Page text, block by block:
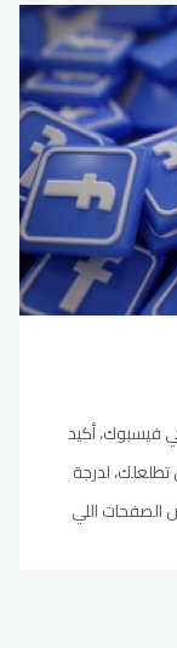
فيسبوك، أكيد
لدرجة
الصفحات اللي